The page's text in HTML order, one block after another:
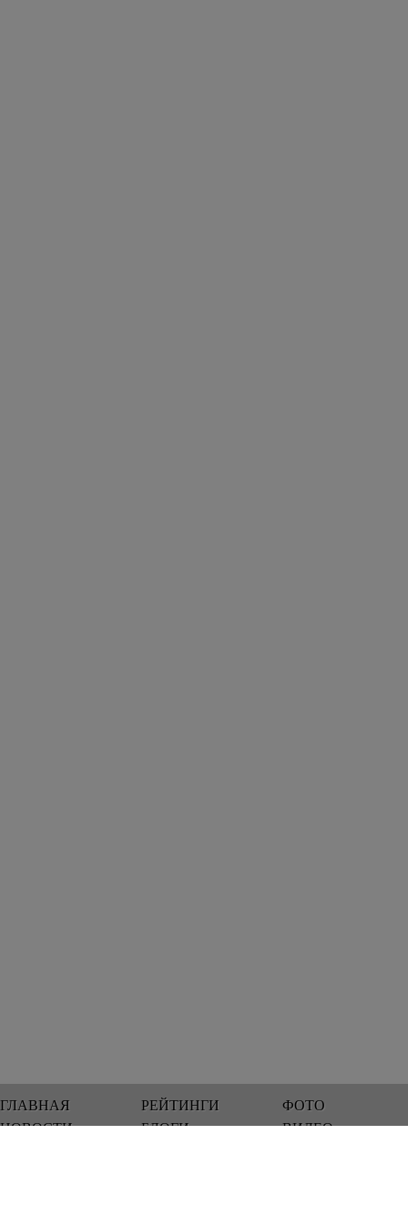
ГЛАВНАЯ
НОВОСТИ
РЕЙТИНГИ
БЛОГИ
ФОТО
ВИДЕО